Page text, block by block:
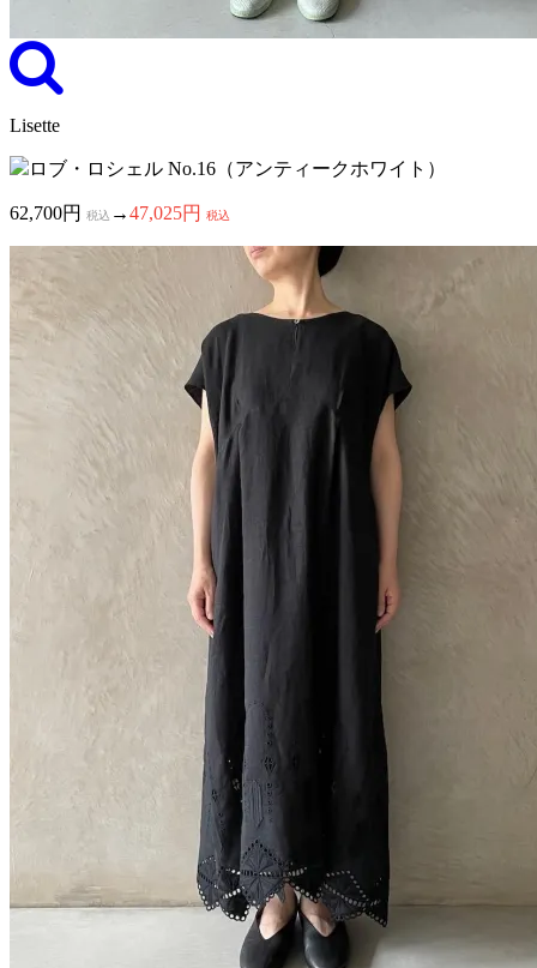
Lisette
ロブ・ロシェル No.16（アンティークホワイト）
62,700円 税込 →47,025円 税込